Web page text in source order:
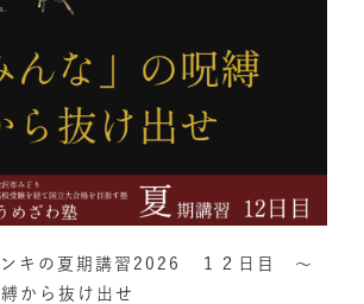
キの夏期講習2026 １２日目 ～
から抜け出せ